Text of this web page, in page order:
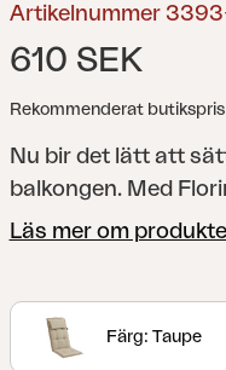
Artikelnummer
610 SEK
Rekommenderat butikspris
Nu bir det lätt att
balkongen. Med
varierande färger,
tillverkade av 100%
skum och fiber.
Läs mer om
Färg: Taupe